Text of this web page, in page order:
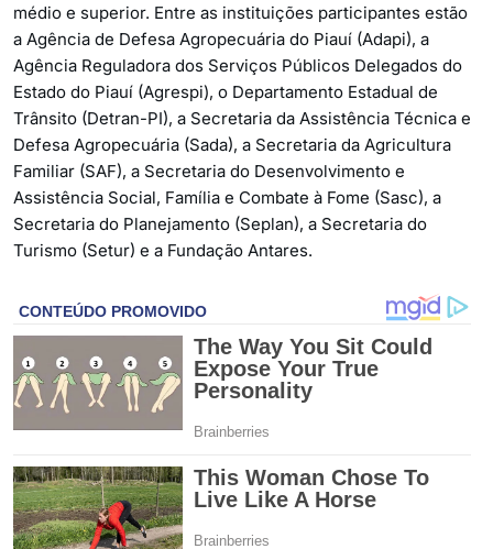
médio e superior. Entre as instituições participantes estão
a Agência de Defesa Agropecuária do Piauí (Adapi), a
Agência Reguladora dos Serviços Públicos Delegados do
Estado do Piauí (Agrespi), o Departamento Estadual de
Trânsito (Detran-PI), a Secretaria da Assistência Técnica e
Defesa Agropecuária (Sada), a Secretaria da Agricultura
Familiar (SAF), a Secretaria do Desenvolvimento e
Assistência Social, Família e Combate à Fome (Sasc), a
Secretaria do Planejamento (Seplan), a Secretaria do
Turismo (Setur) e a Fundação Antares.